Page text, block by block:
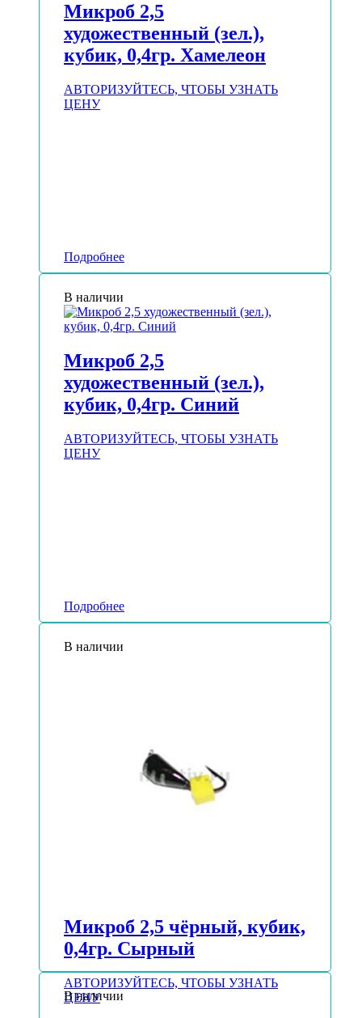
Микроб 2,5
художественный (зел.),
кубик, 0,4гр. Хамелеон
АВТОРИЗУЙТЕСЬ, ЧТОБЫ УЗНАТЬ
ЦЕНУ
Подробнее
В наличии
Микроб 2,5
художественный (зел.),
кубик, 0,4гр. Синий
АВТОРИЗУЙТЕСЬ, ЧТОБЫ УЗНАТЬ
ЦЕНУ
Подробнее
В наличии
Микроб 2,5 чёрный, кубик,
0,4гр. Сырный
АВТОРИЗУЙТЕСЬ, ЧТОБЫ УЗНАТЬ
ЦЕНУ
В наличии